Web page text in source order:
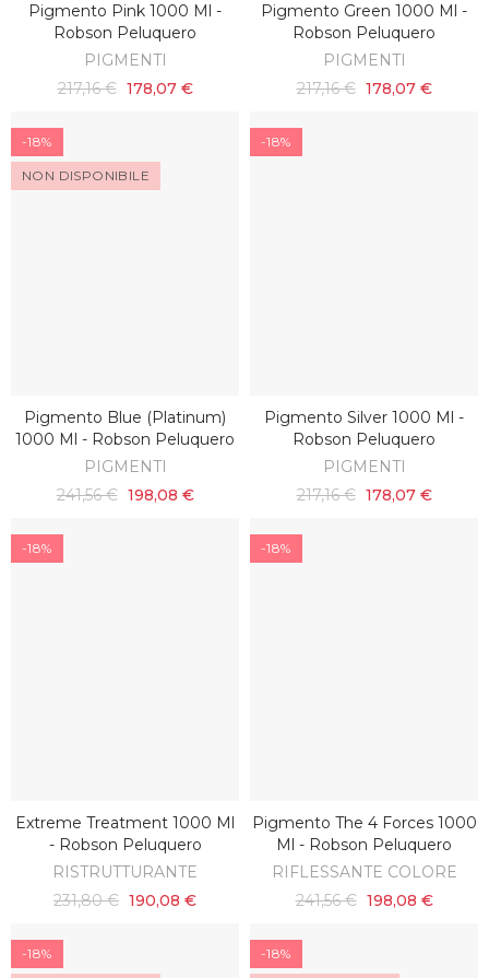
AGGIUNGI AL CARRELLO
Pigmento Pink 1000 Ml -
Robson Peluquero
PIGMENTI
217,16 € 178,07 €
SCOPRI
Pigmento Green 1000 Ml -
Robson Peluquero
PIGMENTI
217,16 € 178,07 €
-18%
NON DISPONIBILE
SCOPRI
Pigmento Blue (platinum)
1000 Ml - Robson Peluquero
PIGMENTI
241,56 € 198,08 €
-18%
AGGIUNGI AL CARRELLO
Pigmento Silver 1000 Ml -
Robson Peluquero
PIGMENTI
217,16 € 178,07 €
-18%
AGGIUNGI AL CARRELLO
Extreme Treatment 1000 Ml
- Robson Peluquero
RISTRUTTURANTE
231,80 € 190,08 €
-18%
AGGIUNGI AL CARRELLO
Pigmento The 4 Forces 1000
Ml - Robson Peluquero
RIFLESSANTE COLORE
241,56 € 198,08 €
-18% -18%